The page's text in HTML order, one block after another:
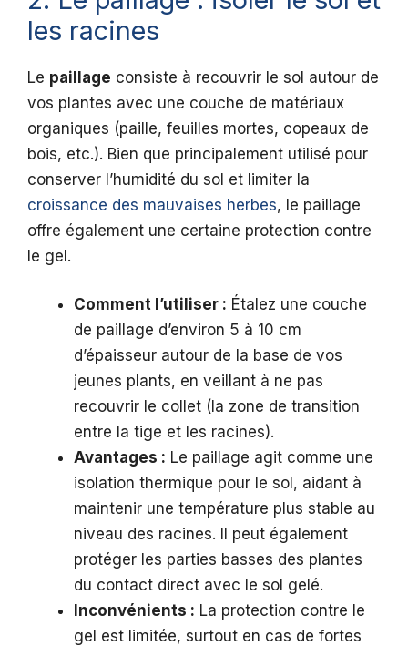
les racines
Le paillage consiste à recouvrir le sol autour de
vos plantes avec une couche de matériaux
organiques (paille, feuilles mortes, copeaux de
bois, etc.). Bien que principalement utilisé pour
conserver l’humidité du sol et limiter la
croissance des mauvaises herbes, le paillage
offre également une certaine protection contre
le gel.
Comment l’utiliser : Étalez une couche
de paillage d’environ 5 à 10 cm
d’épaisseur autour de la base de vos
jeunes plants, en veillant à ne pas
recouvrir le collet (la zone de transition
entre la tige et les racines).
Avantages : Le paillage agit comme une
isolation thermique pour le sol, aidant à
maintenir une température plus stable au
niveau des racines. Il peut également
protéger les parties basses des plantes
du contact direct avec le sol gelé.
Inconvénients : La protection contre le
gel est limitée, surtout en cas de fortes